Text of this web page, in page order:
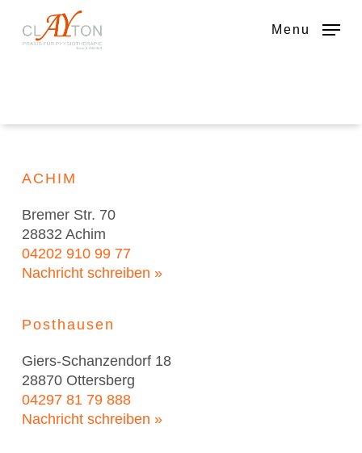
main
Menu
ACHIM
Bremer Str. 70
28832 Achim
04202 910 99 77
Nachricht schreiben »
Posthausen
Giers-Schanzendorf 18
28870 Ottersberg
04297 81 79 888
Nachricht schreiben »